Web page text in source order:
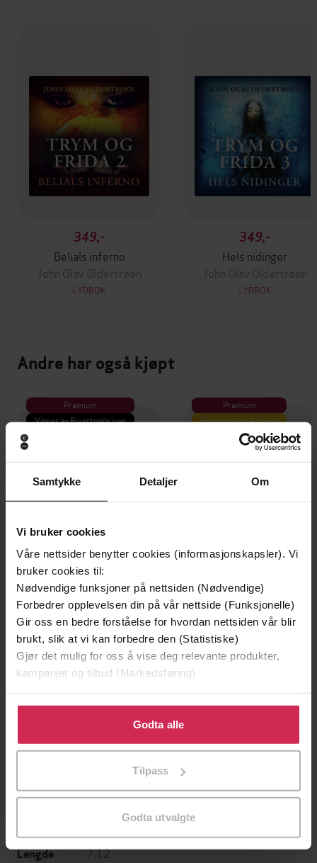
Samtykke Detaljer Om
Vi bruker cookies
Våre nettsider benytter cookies (informasjonskapsler). Vi
bruker cookies til:
Nødvendige funksjoner på nettsiden (Nødvendige)
Forbedrer opplevelsen din på vår nettside (Funksjonelle)
Gir oss en bedre forståelse for hvordan nettsiden vår blir
brukt, slik at vi kan forbedre den (Statistiske)
Gjør det mulig for oss å vise deg relevante produkter,
kampanjer og tilbud (Markedsføring)
Klikk på «Godta alle» for å gi oss ditt samtykke til å
bruke cookies for alle disse formålene. Du kan også
tilpasse ditt samtykke til spesifikke formål ved å klikke
Godta alle
Tilpass
Godta utvalgte
349,-
Belials inferno
John Olav Oldertrøen
LYDBOK
349,-
Hels nidinger
John Olav Oldertrøen
LYDBOK
Andre har også kjøpt
Premium
Vinner av Rivertonprisen
129,-
Minnesota
Jo Nesbø
EBOK
Premium
Første gang på tilbud
129,-
Utskudd
Jørn Lier Horst
Forfattere John Olav Oldertrøen(forfatter),Unn
Vibeke Hol(innleser)
Forlag Cappelen Damm
24.04.2026
Lengde 7:12